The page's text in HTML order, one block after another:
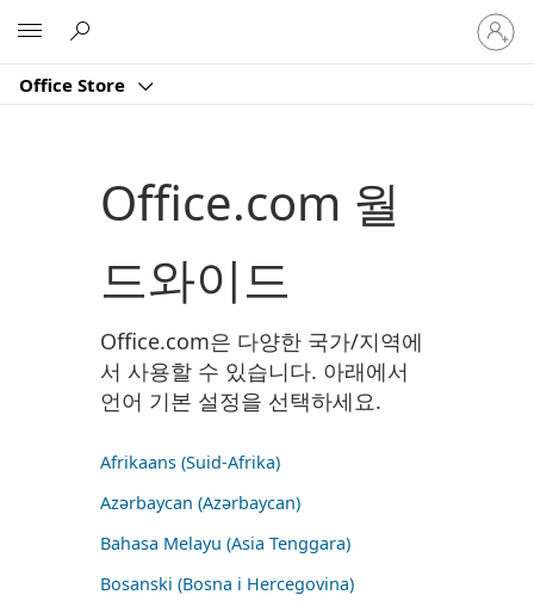
Office Store
귀
하
계
Office.com 월
드와이드
Office.com은 다양한 국가/지역에
서 사용할 수 있습니다. 아래에서
언어 기본 설정을 선택하세요.
Afrikaans (Suid-Afrika)
Azərbaycan (Azərbaycan)
Bahasa Melayu (Asia Tenggara)
Bosanski (Bosna i Hercegovina)